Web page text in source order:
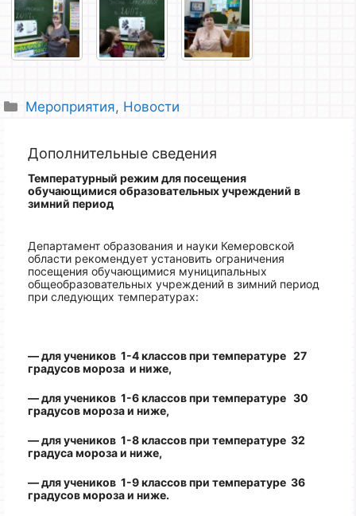
Рубрики
Мероприятия, Новости
Дополнительные сведения
Температурный режим для посещения
обучающимися образовательных учреждений в
зимний период
Департамент образования и науки Кемеровской
области рекомендует установить ограничения
посещения обучающимися муниципальных
общеобразовательных учреждений в зимний период
при следующих температурах:
— для учеников 1-4 классов при температуре 27
градусов мороза и ниже,
— для учеников 1-6 классов при температуре 30
градусов мороза и ниже,
— для учеников 1-8 классов при температуре 32
градуса мороза и ниже,
— для учеников 1-9 классов при температуре 36
градусов мороза и ниже.